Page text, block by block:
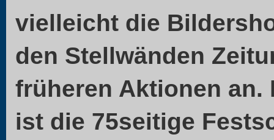
vielleicht die
den Stellwänden
früheren Aktionen
ist die 75seitige